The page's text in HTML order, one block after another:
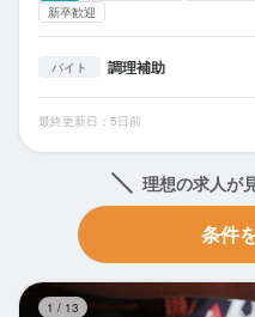
新卒歓迎
バイト 調理補助
最終更新日：5日前
理想の求人が
条件
1 / 13